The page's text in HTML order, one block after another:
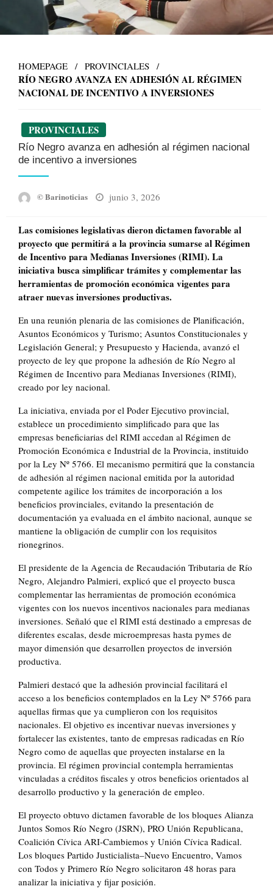
HOMEPAGE PROVINCIALES
RÍO NEGRO AVANZA EN ADHESIÓN AL RÉGIMEN
NACIONAL DE INCENTIVO A INVERSIONES
PROVINCIALES
Río Negro avanza en adhesión al régimen nacional
de incentivo a inversiones
© Barinoticias
Posted
junio 3, 2026
Las comisiones legislativas dieron dictamen favorable al
proyecto que permitirá a la provincia sumarse al Régimen
de Incentivo para Medianas Inversiones (RIMI). La
iniciativa busca simplificar trámites y complementar las
herramientas de promoción económica vigentes para
atraer nuevas inversiones productivas.
En una reunión plenaria de las comisiones de Planificación,
Asuntos Económicos y Turismo; Asuntos Constitucionales y
Legislación General; y Presupuesto y Hacienda, avanzó el
proyecto de ley que propone la adhesión de Río Negro al
Régimen de Incentivo para Medianas Inversiones (RIMI),
creado por ley nacional.
La iniciativa, enviada por el Poder Ejecutivo provincial,
establece un procedimiento simplificado para que las
empresas beneficiarias del RIMI accedan al Régimen de
Promoción Económica e Industrial de la Provincia, instituido
por la Ley Nº 5766. El mecanismo permitirá que la constancia
de adhesión al régimen nacional emitida por la autoridad
competente agilice los trámites de incorporación a los
beneficios provinciales, evitando la presentación de
documentación ya evaluada en el ámbito nacional, aunque se
mantiene la obligación de cumplir con los requisitos
rionegrinos.
El presidente de la Agencia de Recaudación Tributaria de Río
Negro, Alejandro Palmieri, explicó que el proyecto busca
complementar las herramientas de promoción económica
vigentes con los nuevos incentivos nacionales para medianas
inversiones. Señaló que el RIMI está destinado a empresas de
diferentes escalas, desde microempresas hasta pymes de
mayor dimensión que desarrollen proyectos de inversión
productiva.
Palmieri destacó que la adhesión provincial facilitará el
acceso a los beneficios contemplados en la Ley Nº 5766 para
aquellas firmas que ya cumplieron con los requisitos
nacionales. El objetivo es incentivar nuevas inversiones y
fortalecer las existentes, tanto de empresas radicadas en Río
Negro como de aquellas que proyecten instalarse en la
provincia. El régimen provincial contempla herramientas
vinculadas a créditos fiscales y otros beneficios orientados al
desarrollo productivo y la generación de empleo.
El proyecto obtuvo dictamen favorable de los bloques Alianza
Juntos Somos Río Negro (JSRN), PRO Unión Republicana,
Coalición Cívica ARI-Cambiemos y Unión Cívica Radical.
Los bloques Partido Justicialista–Nuevo Encuentro, Vamos
con Todos y Primero Río Negro solicitaron 48 horas para
analizar la iniciativa y fijar posición.